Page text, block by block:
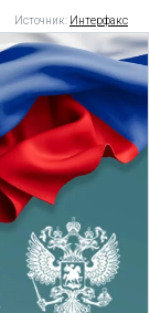
Источник: Интерфакс